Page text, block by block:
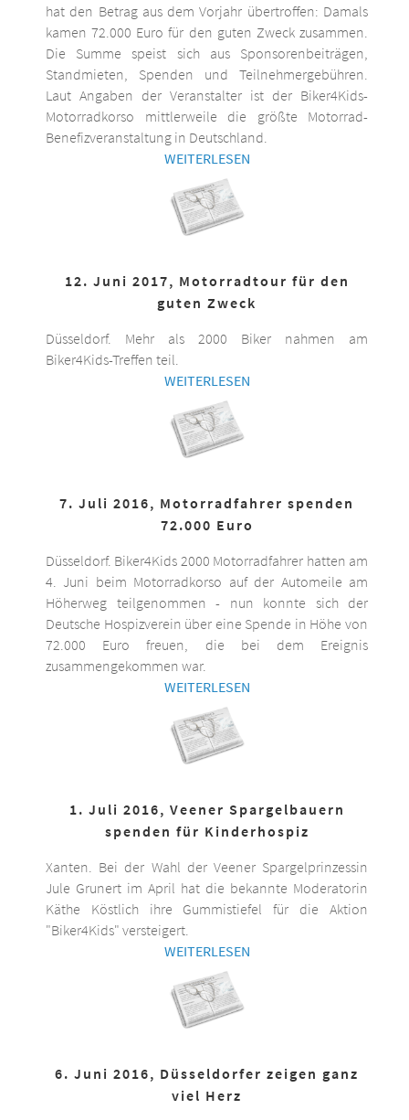
hat den Betrag aus dem Vorjahr übertroffen: Damals
kamen 72.000 Euro für den guten Zweck zusammen.
Die Summe speist sich aus Sponsorenbeiträgen,
Standmieten, Spenden und Teilnehmergebühren.
Laut Angaben der Veranstalter ist der Biker4Kids-
Motorradkorso mittlerweile die größte Motorrad-
Benefizveranstaltung in Deutschland.
WEITERLESEN
12. Juni 2017, Motorradtour für den
guten Zweck
Düsseldorf. Mehr als 2000 Biker nahmen am
Biker4Kids-Treffen teil.
WEITERLESEN
7. Juli 2016, Motorradfahrer spenden
72.000 Euro
Düsseldorf. Biker4Kids 2000 Motorradfahrer hatten am
4. Juni beim Motorradkorso auf der Automeile am
Höherweg teilgenommen - nun konnte sich der
Deutsche Hospizverein über eine Spende in Höhe von
72.000 Euro freuen, die bei dem Ereignis
zusammengekommen war.
WEITERLESEN
1. Juli 2016, Veener Spargelbauern
spenden für Kinderhospiz
Xanten. Bei der Wahl der Veener Spargelprinzessin
Jule Grunert im April hat die bekannte Moderatorin
Käthe Köstlich ihre Gummistiefel für die Aktion
"Biker4Kids" versteigert.
WEITERLESEN
6. Juni 2016, Düsseldorfer zeigen ganz
viel Herz